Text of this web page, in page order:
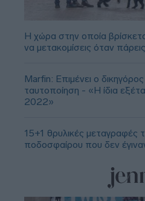
Η χώρα στην οποία
να μετακομίσεις όταν
Marfin: Επιμένει ο
ταυτοποίηση - «Η ίδια
2022»
15+1 θρυλικές μεταγραφές
ποδοσφαίρου που δεν